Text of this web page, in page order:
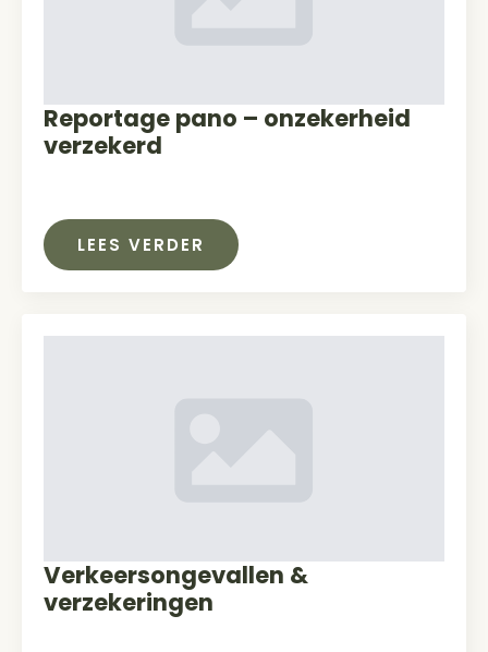
Reportage pano – onzekerheid
verzekerd
LEES VERDER
Verkeersongevallen &
verzekeringen